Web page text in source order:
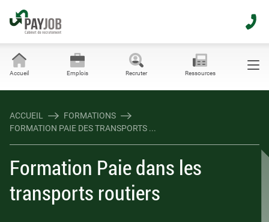
Accueil Emplois Recruter Ressources
ACCUEIL
FORMATIONS
FORMATION PAIE DES TRANSPORTS ...
Formation Paie dans les
transports routiers
Objectifs
Public et prérequis
Programme
Compléments
Une question ?